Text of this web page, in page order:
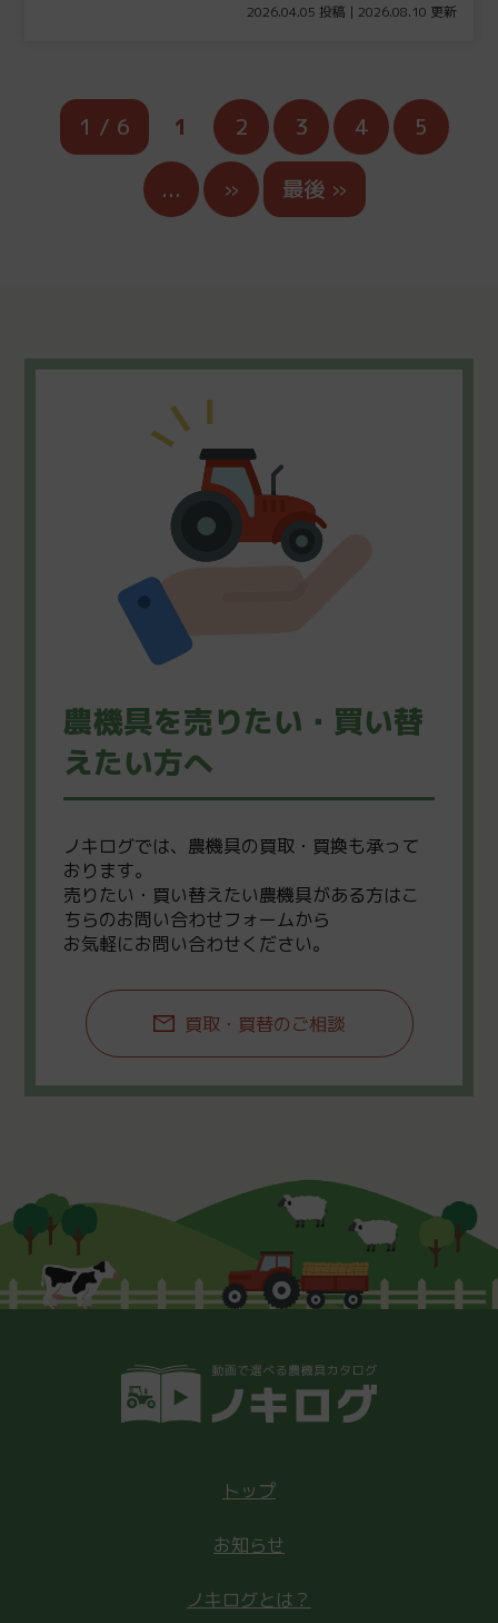
2026.04.05 投稿 | 2026.08.10 更新
1 / 6 1 2 3 4 5
... » 最後 »
農機具を売りたい・買い替
えたい方へ
ノキログでは、農機具の買取・買換も承って
おります。
売りたい・買い替えたい農機具がある方はこ
ちらのお問い合わせフォームから
お気軽にお問い合わせください。
買取・買替のご相談
トップ
お知らせ
ノキログとは？